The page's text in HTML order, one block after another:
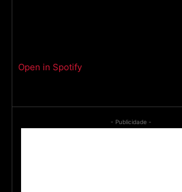
Open in Spotify
- Publicidade -